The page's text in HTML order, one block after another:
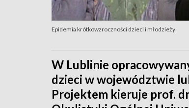
Epidemia krótkowzroczności dzieci i młodzieży
W Lublinie
dzieci w województwie
Projektem kieruje prof.